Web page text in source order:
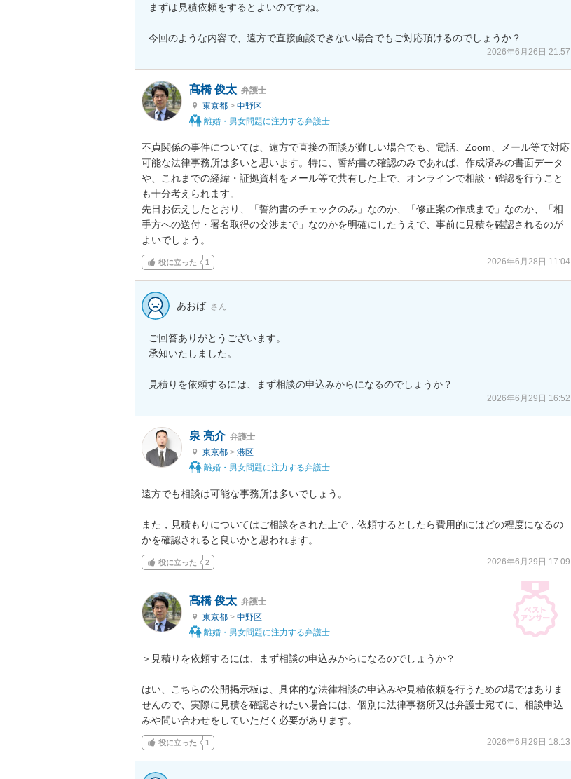
まずは見積依頼をするとよいのですね。
今回のような内容で、遠方で直接面談できない場合でもご対応頂けるのでしょうか？
2026年6月26日 21:57
髙橋 俊太 弁護士
東京都 > 中野区
離婚・男女問題に注力する弁護士
不貞関係の事件については、遠方で直接の面談が難しい場合でも、電話、Zoom、メール等で対応
可能な法律事務所は多いと思います。特に、誓約書の確認のみであれば、作成済みの書面データ
や、これまでの経緯・証拠資料をメール等で共有した上で、オンラインで相談・確認を行うこと
も十分考えられます。
先日お伝えしたとおり、「誓約書のチェックのみ」なのか、「修正案の作成まで」なのか、「相
手方への送付・署名取得の交渉まで」なのかを明確にしたうえで、事前に見積を確認されるのが
よいでしょう。
役に立った 1 2026年6月28日 11:04
あおば さん
ご回答ありがとうございます。
承知いたしました。
見積りを依頼するには、まず相談の申込みからになるのでしょうか？
2026年6月29日 16:52
泉 亮介 弁護士
東京都 > 港区
離婚・男女問題に注力する弁護士
遠方でも相談は可能な事務所は多いでしょう。
また，見積もりについてはご相談をされた上で，依頼するとしたら費用的にはどの程度になるの
かを確認されると良いかと思われます。
役に立った 2 2026年6月29日 17:09
髙橋 俊太 弁護士
東京都 > 中野区
離婚・男女問題に注力する弁護士
＞見積りを依頼するには、まず相談の申込みからになるのでしょうか？
はい、こちらの公開掲示板は、具体的な法律相談の申込みや見積依頼を行うための場ではありま
せんので、実際に見積を確認されたい場合には、個別に法律事務所又は弁護士宛てに、相談申込
みや問い合わせをしていただく必要があります。
役に立った 1 2026年6月29日 18:13